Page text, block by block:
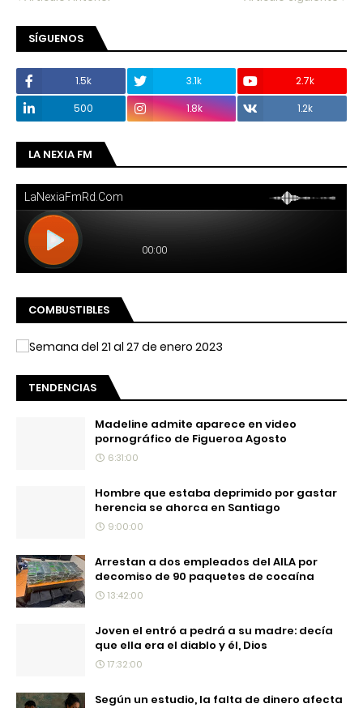
SÍGUENOS
1.5k 3.1k
2.7k
500
1.8k 1.2k
LA NEXIA FM
COMBUSTIBLES
TENDENCIAS
Madeline admite aparece en video
pornográfico de Figueroa Agosto
6:31:00
Hombre que estaba deprimido por gastar
herencia se ahorca en Santiago
9:00:00
Arrestan a dos empleados del AILA por
decomiso de 90 paquetes de cocaína
13:42:00
Joven el entró a pedrá a su madre: decía
que ella era el diablo y él, Dios
17:32:00
Según un estudio, la falta de dinero afecta